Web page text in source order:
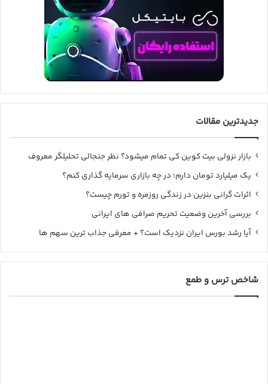
جدیدترین مقالات
بازار نزولی بیت کوین کی تمام میشود؟ نظر جنجالی تحلیلگر معروف
یک میلیارد تومان دارم؛ در چه بازاری سرمایه گذاری کنم؟
اثرات گرانی بنزین در زندگی روزمره و تورم چیست؟
بررسی آخرین وضعیت تحریم صرافی های ایرانی
آیا رشد بورس ایران نزدیک است؟ + معرفی جذاب ترین سهم ها
شاخص ترس و طمع